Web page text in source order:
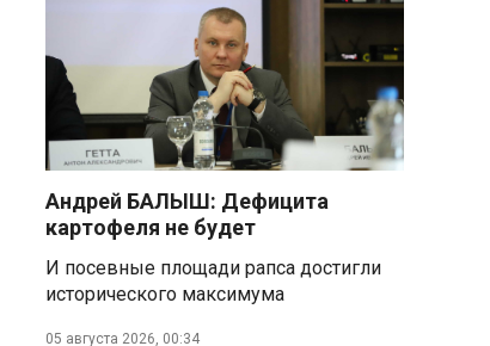
Андрей БАЛЫШ: Дефицита
картофеля не будет
И посевные площади рапса достигли
исторического максимума
05 августа 2026, 00:34